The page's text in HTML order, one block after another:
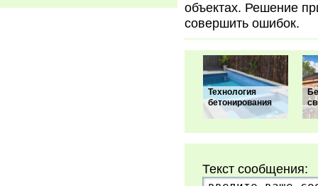
объектах. Решение
совершить ошибок.
Технология
бетонирования
Текст сообщения: